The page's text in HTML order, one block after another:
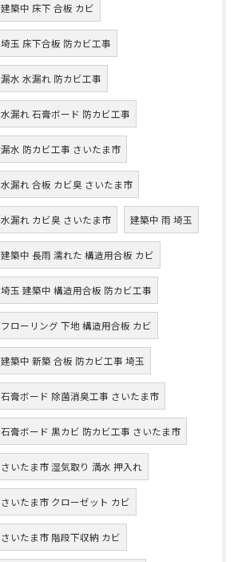
建築中 床下 合板 カビ
埼玉 床下合板 防カビ工事
漏水 水漏れ 防カビ工事
水漏れ 石膏ボード 防カビ工事
漏水 防カビ工事 さいたま市
水漏れ 合板 カビ臭 さいたま市
水漏れ カビ臭 さいたま市 建築中 雨 埼玉
建築中 長雨 濡れた 構造用合板 カビ
埼玉 建築中 構造用合板 防カビ工事
フローリング 下地 構造用合板 カビ
建築中 新築 合板 防カビ工事 埼玉
石膏ボード 除菌消臭工事 さいたま市
石膏ボード 黒カビ 防カビ工事 さいたま市
さいたま市 湿気取り 満水 押入れ
さいたま市 クローゼット カビ
さいたま市 階段下収納 カビ